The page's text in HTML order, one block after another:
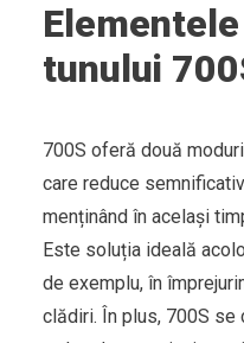
tunului
700S oferă două
care reduce
menținând în același
Este soluția ideală
de exemplu, în
clădiri. În plus, 700S